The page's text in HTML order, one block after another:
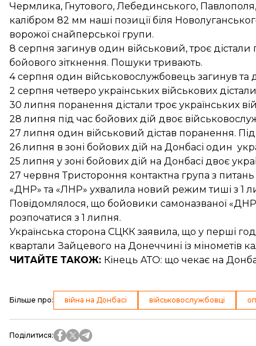
Чермлика, Гнутового, Лебединського,
калібром 82 мм наші позиції біля
ворожої снайперської групи.
8 серпня загинув один військовий, троє
бойового зіткнення. Пошуки тривають.
4 серпня один військовослужбовець загинув та
2 серпня четверо українських військових
30 липня поранення дісталитроє українських
28 липня під час бойових дій двоє
27 липня один військовий дістав поранення.
26 липня в зоні бойових дій на Донбасі один
25 липня у зоні бойових дій на Донбасі двоє
27 червня Тристороння контактна група з
«ДНР» та «ЛНР» ухвалила новий режим тиші з 1
Повідомлялося, що бойовики самоназваної
розпочатися з 1 липня.
Українська сторона СЦКК заявила, що у перші
квартали Зайцевого на Донеччині із мінометів
ЧИТАЙТЕ ТАКОЖ: Кінець АТО: що чекає на
Більше про: війна на Донбасі військовослужбовці
Поділитися: